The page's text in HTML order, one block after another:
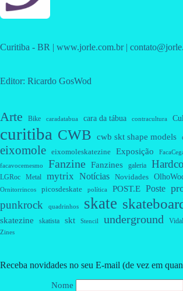
Curitiba - BR | www.jorle.com.br |
Editor: Ricardo GosWod
Arte Bike caradatabua cara da tábua contracultura
curitiba CWB cwb skt shape models
eixomole eixomoleskatezine Exposição
facavocemesmo Fanzine Fanzines galeria
LGRoc Metal mytrix Notícias Novidades
Ornitorrincos picosdeskate política POST.E Poste
punkrock quadrinhos skate
skatezine skatista skt Stencil underground
Zines
Receba novidades no seu E-mail (de vez em
Nome